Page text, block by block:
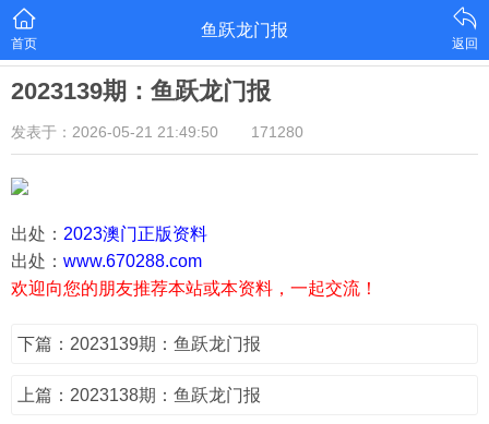
首页
鱼跃龙门报
返回
2023139期：鱼跃龙门报
发表于：2026-05-21 21:49:50 171280
出处： 2023澳门正版资料
出处： www.670288.com
欢迎向您的朋友推荐本站或本资料，一起交流！
下篇：2023139期：鱼跃龙门报
上篇：2023138期：鱼跃龙门报